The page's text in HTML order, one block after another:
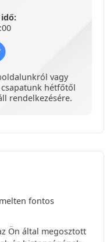
vagy
hétfőtől
rendelkezésére.
fontos
Ön által megosztott